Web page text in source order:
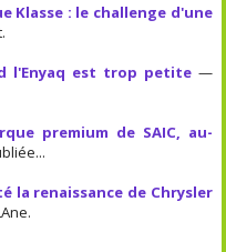
Klasse : le challenge d'une
l'Enyaq est trop petite—
premium de SAIC, au-
la renaissance de Chrysler